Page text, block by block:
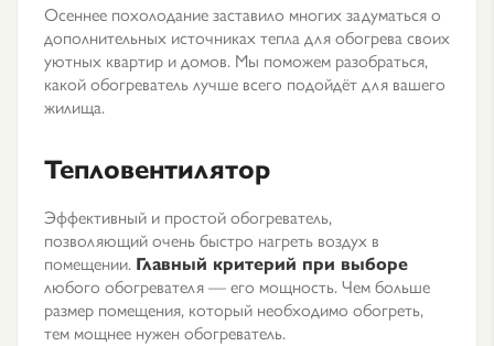
Осеннее похолодание заставило многих задуматься о
дополнительных источниках тепла для обогрева своих
уютных квартир и домов. Мы поможем разобраться,
какой обогреватель лучше всего подойдёт для вашего
жилища.
Тепловентилятор
Эффективный и простой обогреватель,
позволяющий очень быстро нагреть воздух в
помещении. Главный критерий при выборе
любого обогревателя — его мощность. Чем больше
размер помещения, который необходимо обогреть,
тем мощнее нужен обогреватель.